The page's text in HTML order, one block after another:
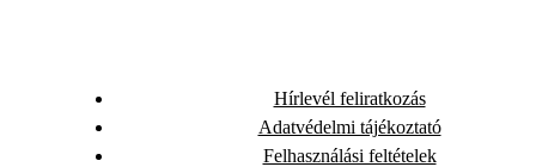
Hírlevél feliratkozás
Adatvédelmi tájékoztató
Felhasználási feltételek